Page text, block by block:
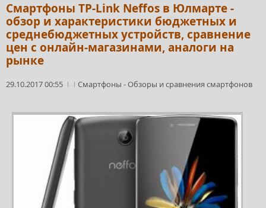
Смартфоны TP-Link Neffos в Юлмарте -
обзор и характеристики бюджетных и
среднебюджетных устройств, сравнение
цен с онлайн-магазинами, аналоги на
рынке
29.10.2017 00:55 Смартфоны -Обзоры и сравнения смартфонов